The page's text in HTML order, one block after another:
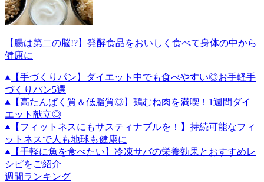
【腸は第二の脳!?】発酵食品をおいしく食べて身体の中から
健康に
【手づくりパン】ダイエット中でも食べやすい◎お手軽手
づくりパン5選
【高たんぱく質＆低脂質◎】鶏むね肉を満喫！1週間ダイ
エット献立◎
【フィットネスにもサスティナブルを！】持続可能なフィ
ットネスで人も地球も健康に
【手軽に魚を食べたい】冷凍サバの栄養効果とおすすめレ
シピをご紹介
週間ランキング